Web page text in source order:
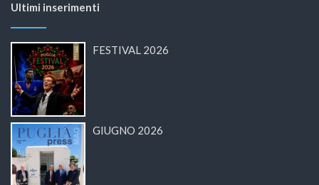
Ultimi inserimenti
FESTIVAL 2026
GIUGNO 2026